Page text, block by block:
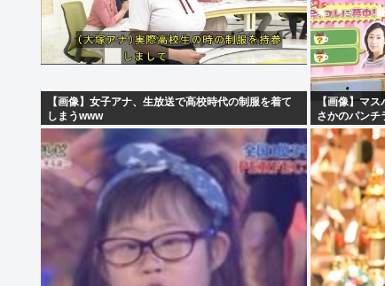
【画像】女子アナ、生放送で高校時代の制服を着て
しまうwww
【画像】マ
さかのパンチ